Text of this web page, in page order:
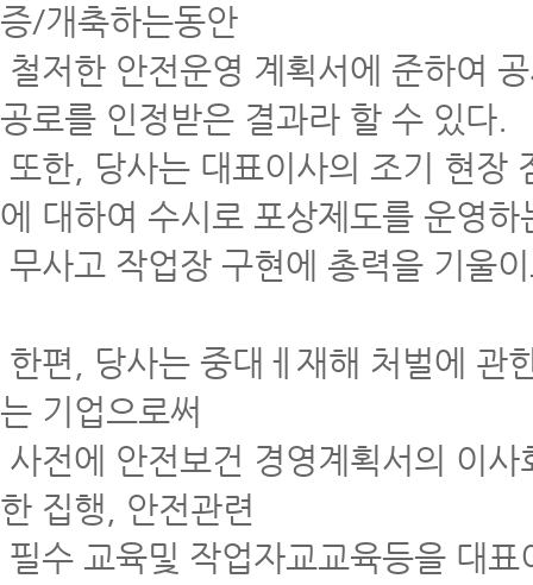
증/개축하는동안
철저한 안전운영 계획서에 준하여
공로를 인정받은 결과라 할 수 있다.
또한, 당사는 대표이사의 조기 현장
에 대하여 수시로 포상제도를 운영하
무사고 작업장 구현에 총력을 기울
한편, 당사는 중대ㅔ재해 처벌에
는 기업으로써
사전에 안전보건 경영계획서의 이
한 집행, 안전관련
필수 교육및 작업자교교육등을 대